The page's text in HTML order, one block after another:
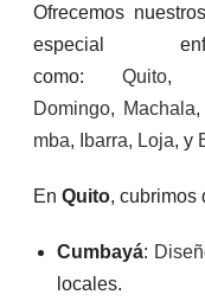
Ofrecemos
especial
como:Quito,
Domingo, Machala,
mba, Ibarra, Loja, y
EnQuito, cubrimos
Cumbayá:
locales.